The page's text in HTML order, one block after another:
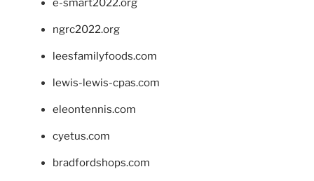
e-smart2022.org
ngrc2022.org
leesfamilyfoods.com
lewis-lewis-cpas.com
eleontennis.com
cyetus.com
bradfordshops.com